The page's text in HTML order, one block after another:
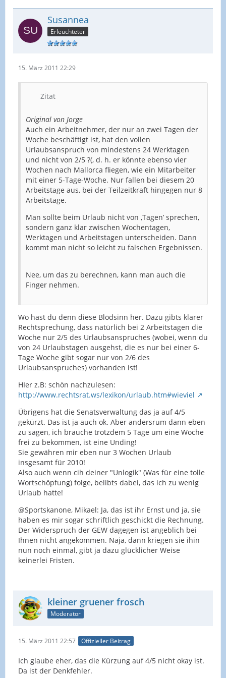
Susannea
Erleuchteter
15. März 2011 22:29
Zitat
Original von Jorge
Auch ein Arbeitnehmer, der nur an zwei Tagen der
Woche beschäftigt ist, hat den vollen
Urlaubsanspruch von mindestens 24 Werktagen
und nicht von 2/5 ?(, d. h. er könnte ebenso vier
Wochen nach Mallorca fliegen, wie ein Mitarbeiter
mit einer 5-Tage-Woche. Nur fallen bei diesem 20
Arbeitstage aus, bei der Teilzeitkraft hingegen nur 8
Arbeitstage.
Man sollte beim Urlaub nicht von ‚Tagen’ sprechen,
sondern ganz klar zwischen Wochentagen,
Werktagen und Arbeitstagen unterscheiden. Dann
kommt man nicht so leicht zu falschen Ergebnissen.
Nee, um das zu berechnen, kann man auch die
Finger nehmen.
Wo hast du denn diese Blödsinn her. Dazu gibts klarer
Rechtsprechung, dass natürlich bei 2 Arbeitstagen die
Woche nur 2/5 des Urlaubsanspruches (wobei, wenn du
von 24 Urlaubstagen ausgehst, die es nur bei einer 6-
Tage Woche gibt sogar nur von 2/6 des
Urlaubsanspruches) vorhanden ist!
HIer z.B: schön nachzulesen:
http://www.rechtsrat.ws/lexikon/urlaub.htm#wieviel
Übrigens hat die Senatsverwaltung das ja auf 4/5
gekürzt. Das ist ja auch ok. Aber andersrum dann eben
zu sagen, ich brauche trotzdem 5 Tage um eine Woche
frei zu bekommen, ist eine Unding!
Sie gewähren mir eben nur 3 Wochen Urlaub
insgesamt für 2010!
Also auch wenn cih deiner "Unlogik" (Was für eine tolle
Wortschöpfung) folge, belibts dabei, das ich zu wenig
Urlaub hatte!
@Sportskanone, Mikael: Ja, das ist ihr Ernst und ja, sie
haben es mir sogar schriftlich geschickt die Rechnung.
Der Widerspruch der GEW dagegen ist angeblich bei
Ihnen nicht angekommen. Naja, dann kriegen sie ihin
nun noch einmal, gibt ja dazu glücklicher Weise
keinerlei Fristen.
kleiner gruener frosch
Moderator
15. März 2011 22:57 Offizieller Beitrag
Ich glaube eher, das die Kürzung auf 4/5 nicht okay ist.
Da ist der Denkfehler.